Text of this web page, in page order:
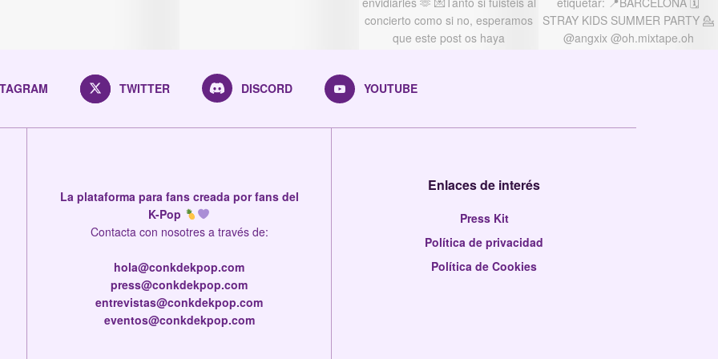
TWITTER DISCORD YOUTUBE
La plataforma para fans creada por fans del
K-Pop
Contacta con nosotres a través de:
hola@conkdekpop.com
press@conkdekpop.com
entrevistas@conkdekpop.com
eventos@conkdekpop.com
Enlaces de interés
Press Kit
Política de privacidad
Política de Cookies